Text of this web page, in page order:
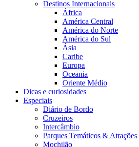
Destinos Internacionais
África
América Central
América do Norte
América do Sul
Ásia
Caribe
Europa
Oceania
Oriente Médio
Dicas e curiosidades
Especiais
Diário de Bordo
Cruzeiros
Intercâmbio
Parques Temáticos & Atrações
Mochilão